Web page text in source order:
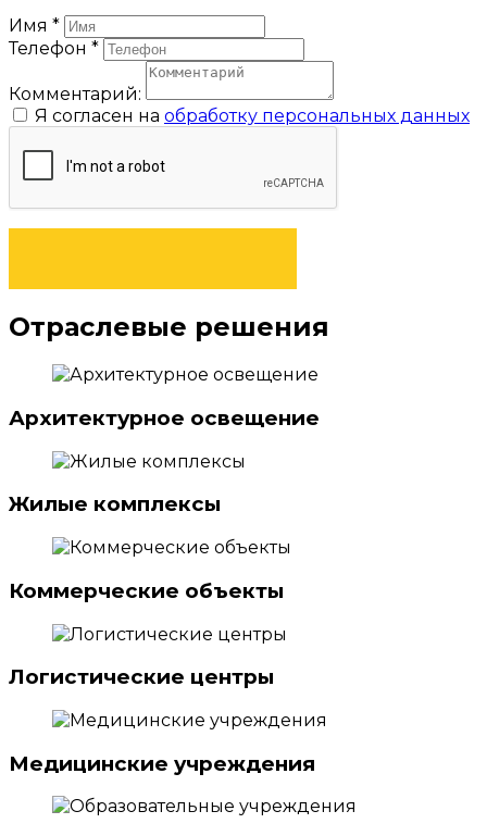
Имя *
Телефон *
Комментарий:
Я согласен на обработку персональных данных
Отраслевые решения
Архитектурное освещение
Жилые комплексы
Коммерческие объекты
Логистические центры
Медицинские учреждения